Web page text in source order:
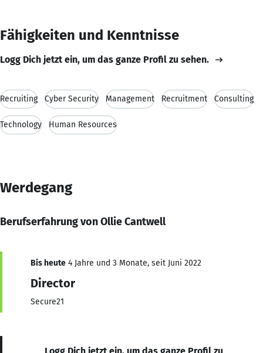
Fähigkeiten und Kenntnisse
Logg Dich jetzt ein, um das ganze Profil zu sehen.
Recruiting Cyber Security Management Recruitment Consulting
Technology Human Resources
Werdegang
Berufserfahrung von Ollie Cantwell
Bis heute 4 Jahre und 3 Monate, seit Juni 2022
Director
Secure21